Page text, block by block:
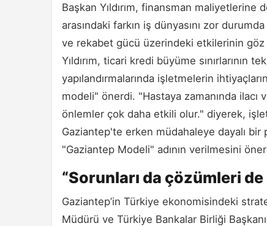
Başkan Yıldırım, finansman
arasındaki farkın iş dünyasını zor
ve rekabet gücü üzerindeki etkilerinin
Yıldırım, ticari kredi büyüme
yapılandırmalarında işletmelerin
modeli" önerdi. "Hastaya zamanında
önlemler çok daha etkili olur." diyerek,
Gaziantep'te erken müdahaleye dayalı
"Gaziantep Modeli" adının verilmesini
“Sorunları da çözümleri
Gaziantep’in Türkiye ekonomisindeki
Müdürü ve Türkiye Bankalar Birliği